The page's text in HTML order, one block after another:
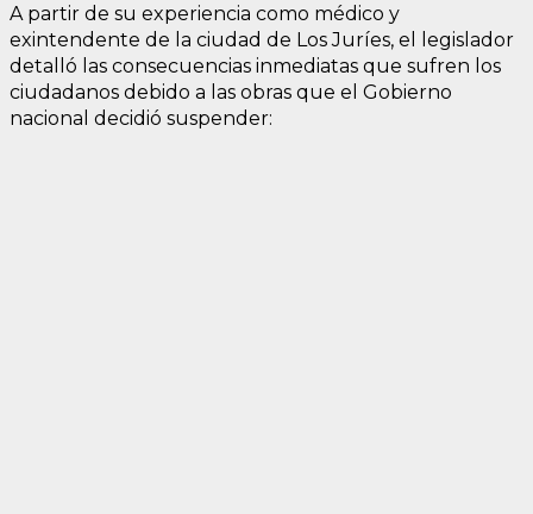
A partir de su experiencia como médico y
exintendente de la ciudad de Los Juríes, el legislador
detalló las consecuencias inmediatas que sufren los
ciudadanos debido a las obras que el Gobierno
nacional decidió suspender: